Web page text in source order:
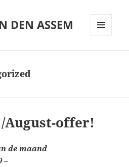
DEN ASSEM
August-offer!
de maand
–